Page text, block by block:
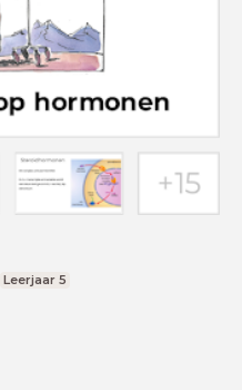
Leerjaar 5